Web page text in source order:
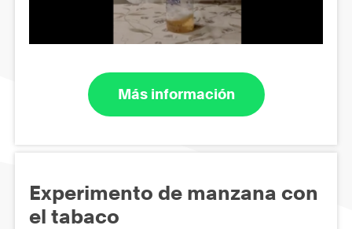
Más información
Experimento de manzana con
el tabaco